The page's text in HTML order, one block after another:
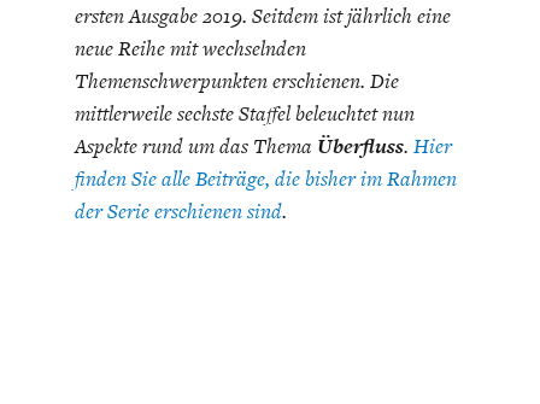
ersten Ausgabe 2019. Seitdem ist jährlich eine
neue Reihe mit wechselnden
Themenschwerpunkten erschienen. Die
mittlerweile sechste Staffel beleuchtet nun
Aspekte rund um das Thema Überfluss. Hier
finden Sie alle Beiträge, die bisher im Rahmen
der Serie erschienen sind.